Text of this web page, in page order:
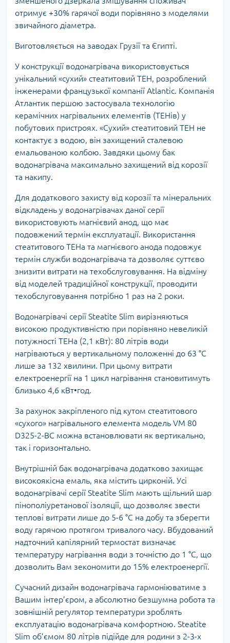
отримує +30% гарячої води порівняно з моделями
звичайного діаметра.
Виготовляється на заводах Грузії та Єгипті.
У конструкції водонагрівача використовується
унікальний «сухий» стеатитовий ТЕН, розроблений
інженерами французької компанії Atlantic. Компанія
Атлантик першою застосувала технологію
керамічних нагрівальних елементів (ТЕНів) у
побутових пристроях. «Сухий» стеатитовий ТЕН не
контактує з водою, він захищений сталевою
емальованою колбою. Завдяки цьому бак
водонагрівача максимально захищений від корозії
та накипу.
Для додаткового захисту від корозії та мінеральних
відкладень у водонагрівачах даної серії
використовують магнієвий анод, що має
подовжений термін експлуатації. Використання
стеатитового ТЕНа та магнієвого анода подовжує
термін служби водонагрівача та дозволяє суттєво
знизити витрати на техобслуговування. На відміну
від моделей традиційної конструкції, проводити
техобслуговування потрібно 1 раз на 2 роки.
Водонагрівачі серії Steatite Slim вирізняються
високою продуктивністю при порівняно невеликій
потужності ТЕНа (2,1 кВт): 80 літрів води
нагріваються у вертикальному положенні до 63 °C
лише за 132 хвилини. При цьому витрати
електроенергії на 1 цикл нагрівання становитимуть
близько 4,6 кВт•год.
За рахунок закріпленого під кутом стеатитового
«сухого» нагрівального елемента модель VM 80
D325-2-BC можна встановлювати як вертикально,
так і горизонтально.
Внутрішній бак водонагрівача додатково захищає
високоякісна емаль, яка містить цирконій. Усі
водонагрівачі серії Steatite Slim мають щільний шар
пінополіуретанової ізоляції, що дозволяє звести
теплові витрати лише до 5-6 °C на добу та зберегти
воду гарячою протягом тривалого часу. Вбудований
надточний капілярний термостат визначає
температуру нагрівання води з точністю до 1 °C, що
дозволить Вам зекономити до 15% електроенергії.
Сучасний дизайн водонагрівача гармоніюватиме з
Вашим інтер’єром, а абсолютно безшумна робота та
зовнішній регулятор температури зроблять
експлуатацію водонагрівача комфортною. Steatite
Slim об’ємом 80 літрів підійде для родини з 2-3-х